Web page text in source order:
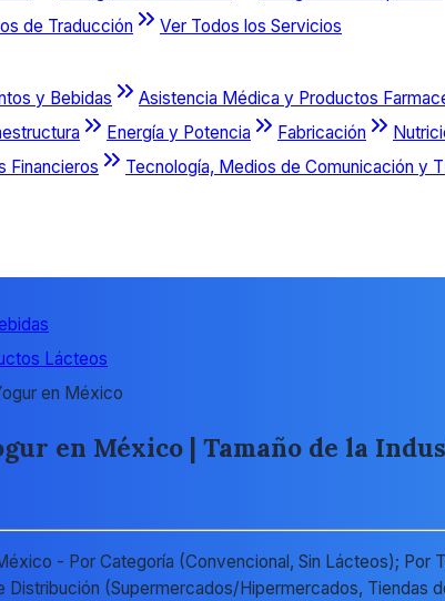
de Traducción Ver Todos los Servicios
y Bebidas Asistencia Médica y Productos
Energía y Potencia Fabricación
Financieros Tecnología, Medios de Comunicación y
Lácteos
en México
en México | Tamaño de la
- Por Categoría (Convencional, Sin Lácteos); Por
Distribución (Supermercados/Hipermercados, Tiendas